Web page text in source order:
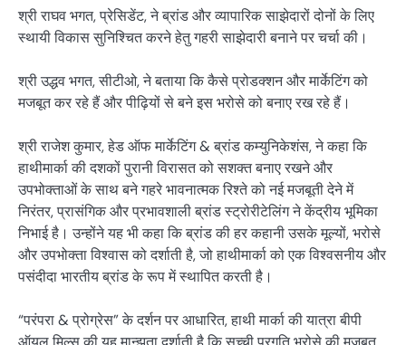
श्री राघव भगत, प्रेसिडेंट, ने ब्रांड और व्यापारिक साझेदारों दोनों के लिए
स्थायी विकास सुनिश्चित करने हेतु गहरी साझेदारी बनाने पर चर्चा की।
श्री उद्धव भगत, सीटीओ, ने बताया कि कैसे प्रोडक्शन और मार्केटिंग को
मजबूत कर रहे हैं और पीढ़ियों से बने इस भरोसे को बनाए रख रहे हैं।
श्री राजेश कुमार, हेड ऑफ मार्केटिंग & ब्रांड कम्युनिकेशंस, ने कहा कि
हाथीमार्का की दशकों पुरानी विरासत को सशक्त बनाए रखने और
उपभोक्ताओं के साथ बने गहरे भावनात्मक रिश्ते को नई मजबूती देने में
निरंतर, प्रासंगिक और प्रभावशाली ब्रांड स्ट्रोरीटेलिंग ने केंद्रीय भूमिका
निभाई है। उन्होंने यह भी कहा कि ब्रांड की हर कहानी उसके मूल्यों, भरोसे
और उपभोक्ता विश्वास को दर्शाती है, जो हाथीमार्का को एक विश्वसनीय और
पसंदीदा भारतीय ब्रांड के रूप में स्थापित करती है।
“परंपरा & प्रोग्रेस” के दर्शन पर आधारित, हाथी मार्का की यात्रा बीपी